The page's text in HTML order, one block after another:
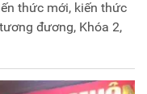
thức mới, kiến thức
đương, Khóa 2,